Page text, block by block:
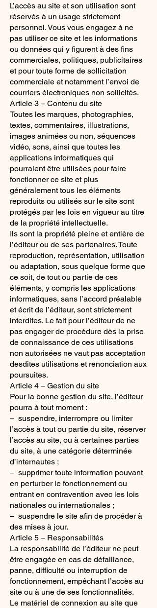
L’accès au site et son utilisation sont
réservés à un usage strictement
personnel. Vous vous engagez à ne
pas utiliser ce site et les informations
ou données qui y figurent à des fins
commerciales, politiques, publicitaires
et pour toute forme de sollicitation
commerciale et notamment l’envoi de
courriers électroniques non sollicités.
Article 3 – Contenu du site
Toutes les marques, photographies,
textes, commentaires, illustrations,
images animées ou non, séquences
vidéo, sons, ainsi que toutes les
applications informatiques qui
pourraient être utilisées pour faire
fonctionner ce site et plus
généralement tous les éléments
reproduits ou utilisés sur le site sont
protégés par les lois en vigueur au titre
de la propriété intellectuelle.
Ils sont la propriété pleine et entière de
l’éditeur ou de ses partenaires. Toute
reproduction, représentation, utilisation
ou adaptation, sous quelque forme que
ce soit, de tout ou partie de ces
éléments, y compris les applications
informatiques, sans l’accord préalable
et écrit de l’éditeur, sont strictement
interdites. Le fait pour l’éditeur de ne
pas engager de procédure dès la prise
de connaissance de ces utilisations
non autorisées ne vaut pas acceptation
desdites utilisations et renonciation aux
poursuites.
Article 4 – Gestion du site
Pour la bonne gestion du site, l’éditeur
pourra à tout moment :
– suspendre, interrompre ou limiter
l’accès à tout ou partie du site, réserver
l’accès au site, ou à certaines parties
du site, à une catégorie déterminée
d’internautes ;
– supprimer toute information pouvant
en perturber le fonctionnement ou
entrant en contravention avec les lois
nationales ou internationales ;
– suspendre le site afin de procéder à
des mises à jour.
Article 5 – Responsabilités
La responsabilité de l’éditeur ne peut
être engagée en cas de défaillance,
panne, difficulté ou interruption de
fonctionnement, empêchant l’accès au
site ou à une de ses fonctionnalités.
Le matériel de connexion au site que